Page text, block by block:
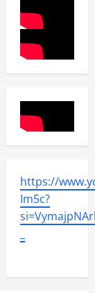
https://
Im5c?